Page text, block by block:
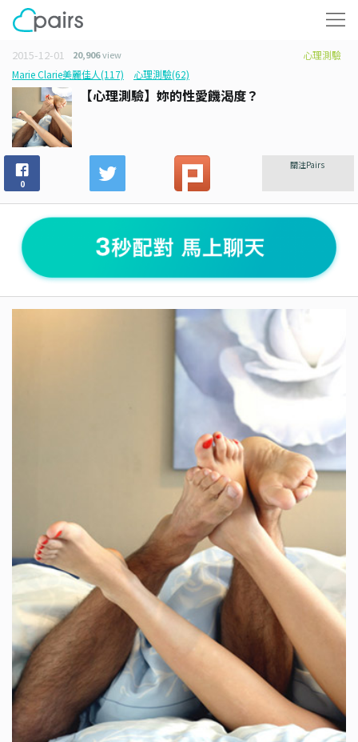
2015-12-01 20,906view
心理測驗
Marie Clarie美麗佳人(117)
心理測驗(62)
【心理測驗】妳的性愛饑渴度？
0
關注Pairs